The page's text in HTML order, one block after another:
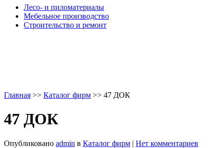
Лесо- и пиломатериалы
Мебельное производство
Строительство и ремонт
Главная >> Каталог фирм >> 47 ДОК
47 ДОК
Опубликовано admin в Каталог фирм | Нет комментариев